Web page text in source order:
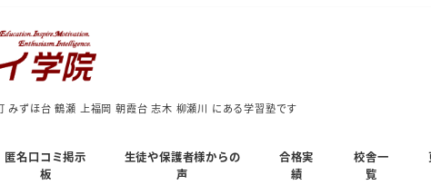
みずほ台 鶴瀬 上福岡 朝霞台 志木 柳瀬川 にある学習塾です
匿名口コミ掲示
板
生徒や保護者様からの
声
合格実
績
校舎一
覧